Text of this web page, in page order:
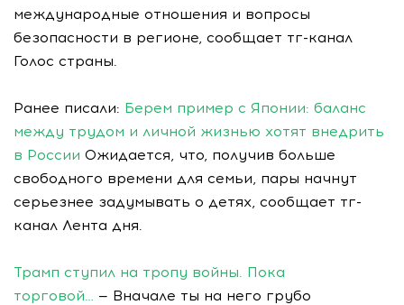
международные отношения и вопросы
безопасности в регионе, сообщает тг-канал
Голос страны.
Ранее писали: Берем пример с Японии: баланс
между трудом и личной жизнью хотят внедрить
в России Ожидается, что, получив больше
свободного времени для семьи, пары начнут
серьезнее задумывать о детях, сообщает тг-
канал Лента дня.
Трамп ступил на тропу войны. Пока
торговой… — Вначале ты на него грубо